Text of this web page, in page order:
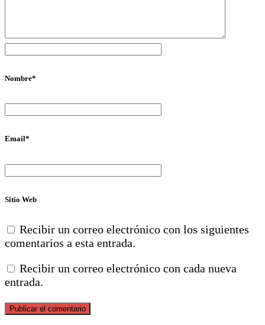
Nombre*
Email*
Sitio Web
Recibir un correo electrónico con los siguientes
comentarios a esta entrada.
Recibir un correo electrónico con cada nueva
entrada.